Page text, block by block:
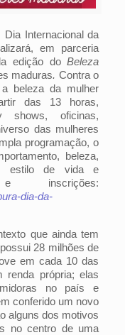
Internacional da
em parceria
edição doBeleza
maduras. Contra o
beleza da mulher
das 13 horas,
shows, oficinas,
das mulheres
programação, o
beleza,
estilo de vida e
inscrições:
dia-da-
que ainda tem
28 milhões de
em cada 10 das
renda própria; elas
no país e
conferido um novo
alguns dos motivos
no centro de uma